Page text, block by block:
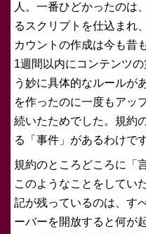
人。一番ひどかったのは
るスクリプトを仕込まれ
カウントの作成は今も昔
1週間以内にコンテンツ
う妙に具体的なルールが
を作ったのに一度もアッ
続いたためでした。規約
る「事件」があるわけです
規約のところどころに「
このようなことをしてい
記が残っているのは、す
ーバーを開放すると何が